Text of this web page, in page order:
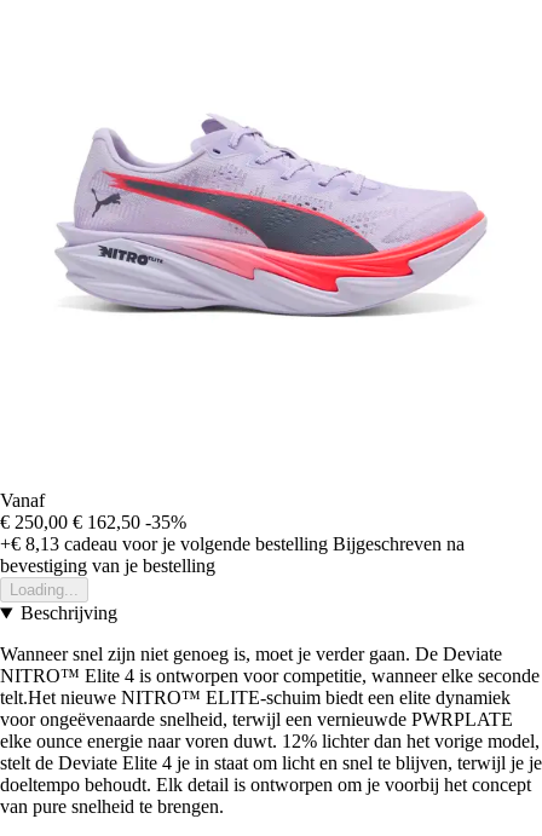
Vanaf
€ 250,00 € 162,50 -35%
+€ 8,13 cadeau voor je volgende bestelling Bijgeschreven na
bevestiging van je bestelling
Loading...
Beschrijving
Wanneer snel zijn niet genoeg is, moet je verder gaan. De Deviate
NITRO™ Elite 4 is ontworpen voor competitie, wanneer elke seconde
telt.Het nieuwe NITRO™ ELITE-schuim biedt een elite dynamiek
voor ongeëvenaarde snelheid, terwijl een vernieuwde PWRPLATE
elke ounce energie naar voren duwt. 12% lichter dan het vorige model,
stelt de Deviate Elite 4 je in staat om licht en snel te blijven, terwijl je je
doeltempo behoudt. Elk detail is ontworpen om je voorbij het concept
van pure snelheid te brengen.